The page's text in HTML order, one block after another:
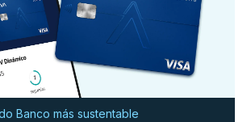
Banco más sustentable